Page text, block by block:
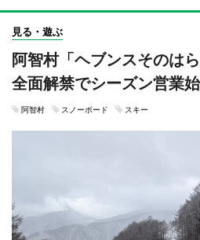
見る・遊ぶ
阿智村「ヘブンスそのは
全面解禁でシーズン営業
阿智村 スノーボード スキー